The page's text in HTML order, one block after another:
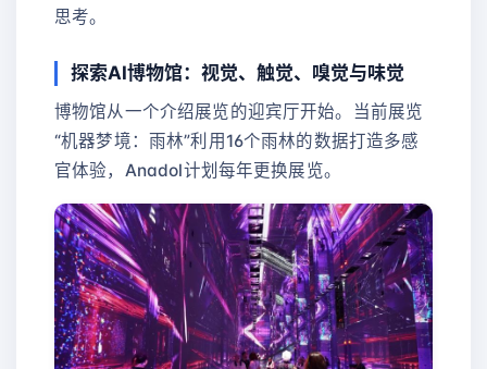
思考。
探索AI博物馆：视觉、触觉、嗅觉与味觉
博物馆从一个介绍展览的迎宾厅开始。当前展览
“机器梦境：雨林”利用16个雨林的数据打造多感
官体验，Anadol计划每年更换展览。